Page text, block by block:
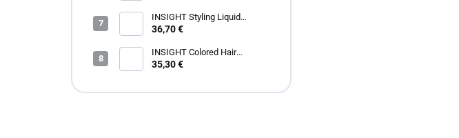
INSIGHT Styling Liquid
Crystals 100 ml
36,70 €
INSIGHT Colored Hair
Protective Shampoo 900 ml
35,30 €